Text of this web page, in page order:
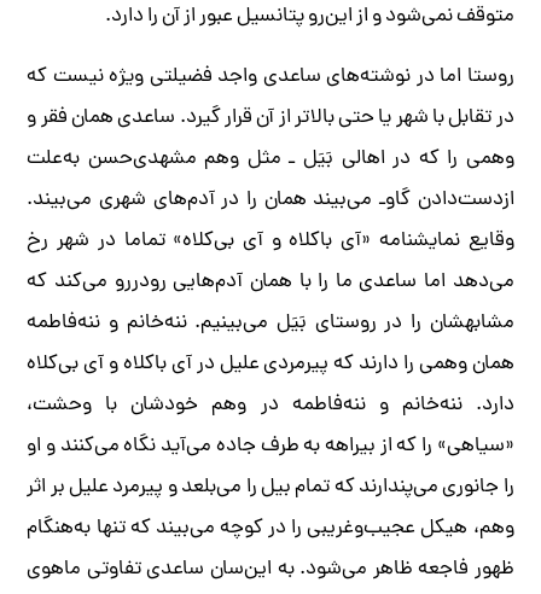
متوقف نمی‌شود و از این‌رو پتانسیل عبور از آن را دارد.
روستا اما در نوشته‌های ساعدی واجد فضیلتی ویژه نیست که
در تقابل با شهر یا حتی بالاتر از آن قرار گیرد. ساعدی همان فقر و
وهمی را که در اهالی بَیَل ـ مثل وهم مشهدی‌حسن به‌علت
ازدست‌دادن گاو‌ـ می‌بیند همان را در آدم‌های شهری می‌بیند.
وقایع نمایشنامه «آی باکلاه و آی بی‌کلاه» تماما در شهر رخ
می‌دهد اما ساعدی ما را با همان آدم‌هایی رودررو می‌کند که
مشابهشان را در روستای بَیَل می‌بینیم. ننه‌خانم و ننه‌فاطمه
همان وهمی را دارند که پیرمردی علیل در آی باکلاه و آی بی‌کلاه
دارد. ننه‌خانم و ننه‌فاطمه در وهم خودشان با وحشت،
«سیاهی» را که از بیراهه به طرف جاده می‌آید نگاه می‌کنند و او
را جانوری می‌پندارند که تمام بیل را می‌بلعد و پیرمرد علیل بر اثر
وهم، هیکل عجیب‌وغریبی را در کوچه می‌بیند که تنها به‌هنگام
ظهور فاجعه ظاهر می‌شود. به این‌سان ساعدی تفاوتی ماهوی